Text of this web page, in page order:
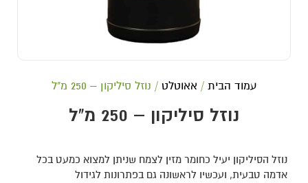
עמוד הבית / אאוטלט / נוזל סיליקון – 250 מ"ל
נוזל סיליקון – 250 מ"ל
נוזל הסיליקון יעיל כחומר מזין לצמח שניתן למצוא כמעט בכל
אדמה טבעית, ועכשיו לראשונה גם בפתרונות לגידול